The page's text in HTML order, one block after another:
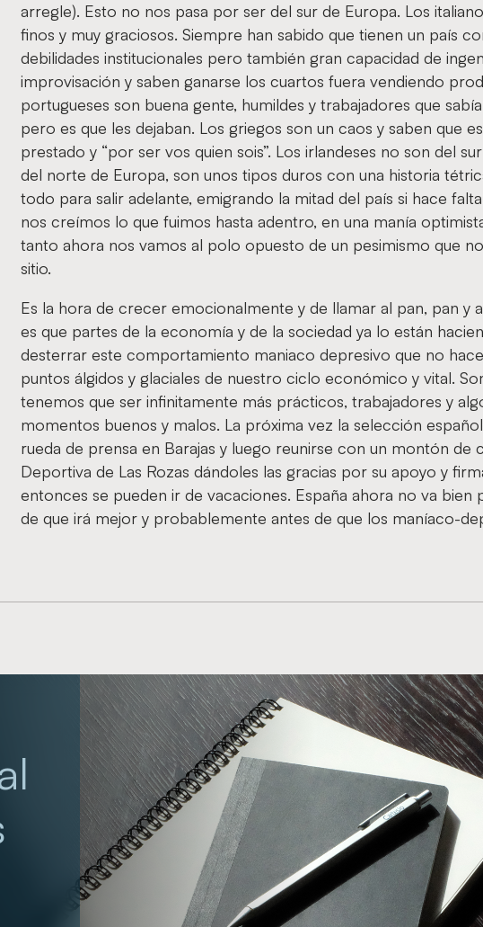
arregle). Esto no nos pasa por ser del sur de Europa. Los
finos y muy graciosos. Siempre han sabido que tienen un país
debilidades institucionales pero también gran capacidad de
improvisación y saben ganarse los cuartos fuera vendiendo
portugueses son buena gente, humildes y trabajadores que
pero es que les dejaban. Los griegos son un caos y saben que
prestado y “por ser vos quien sois”. Los irlandeses no son del
del norte de Europa, son unos tipos duros con una historia
todo para salir adelante, emigrando la mitad del país si hace
nos creímos lo que fuimos hasta adentro, en una manía
tanto ahora nos vamos al polo opuesto de un pesimismo que
sitio.
Es la hora de crecer emocionalmente y de llamar al pan, pan y
es que partes de la economía y de la sociedad ya lo están
desterrar este comportamiento maniaco depresivo que no
puntos álgidos y glaciales de nuestro ciclo económico y vital.
tenemos que ser infinitamente más prácticos, trabajadores y
momentos buenos y malos. La próxima vez la selección
rueda de prensa en Barajas y luego reunirse con un montón de
Deportiva de Las Rozas dándoles las gracias por su apoyo y
entonces se pueden ir de vacaciones. España ahora no va bien
de que irá mejor y probablemente antes de que los maníaco-